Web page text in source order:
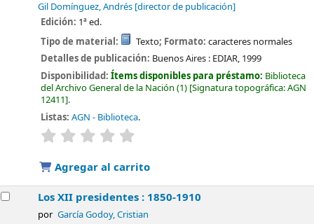
Gil Domínguez, Andrés [director de publicación]
Edición: 1ª ed.
Tipo de material:
Texto; Formato: caracteres normales
Detalles de publicación: Buenos Aires : EDIAR, 1999
Disponibilidad:Ítems disponibles para préstamo: Biblioteca
del Archivo General de la Nación (1) Signatura topográfica:AGN
12411 .
Listas: AGN - Biblioteca.
valoración
Agregar al carrito
Los XII presidentes : 1850-1910
por García Godoy, Cristian